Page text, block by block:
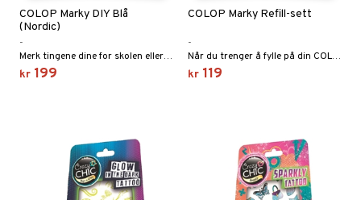
COLOP Marky DIY Blå
(Nordic)
-
Merk tingene dine for skolen eller treningen.
kr 199
COLOP Marky Refill-sett
-
Når du trenger å fylle på din COLOP Marky!
kr 119